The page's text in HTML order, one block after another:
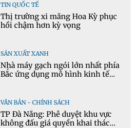
TIN QUỐC TẾ
Thị trường xi măng Hoa Kỳ phục
hồi chậm hơn kỳ vọng
SẢN XUẤT XANH
Nhà máy gạch ngói lớn nhất phía
Bắc ứng dụng mô hình kinh tế
VĂN BẢN - CHÍNH SÁCH
TP Đà Nẵng: Phê duyệt khu vực
không đấu giá quyền khai thác